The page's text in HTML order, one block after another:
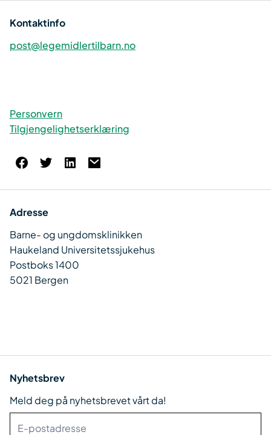
Kontaktinfo
post@legemidlertilbarn.no
Personvern
Tilgjengelighetserklæring
Adresse
Barne- og ungdomsklinikken
Haukeland Universitetssjukehus
Postboks 1400
5021 Bergen
Nyhetsbrev
Meld deg på nyhetsbrevet vårt da!